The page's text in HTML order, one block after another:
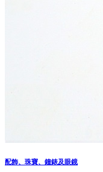
配飾、珠寶、鐘錶及眼鏡